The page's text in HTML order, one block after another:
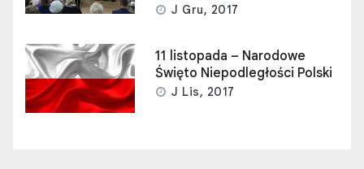
J Gru, 2017
11 listopada – Narodowe
Święto Niepodległości Polski
J Lis, 2017